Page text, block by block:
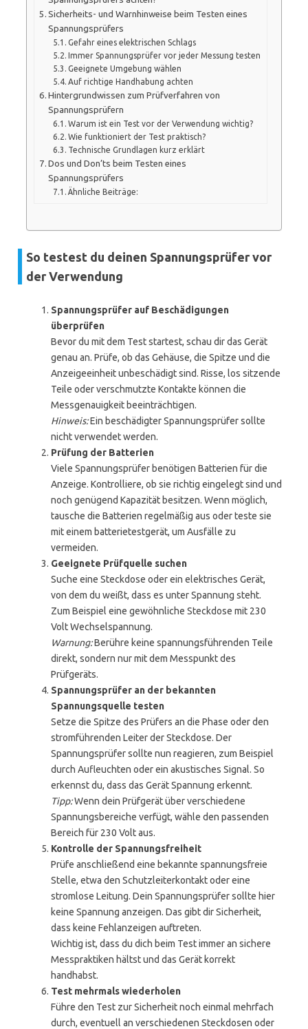
Sicherheits- und Warnhinweise beim Testen eines
Spannungsprüfers
Gefahr eines elektrischen Schlags
Immer Spannungsprüfer vor jeder Messung testen
Geeignete Umgebung wählen
Auf richtige Handhabung achten
Hintergrundwissen zum Prüfverfahren von
Spannungsprüfern
Warum ist ein Test vor der Verwendung wichtig?
Wie funktioniert der Test praktisch?
Technische Grundlagen kurz erklärt
Dos und Don’ts beim Testen eines
Spannungsprüfers
Ähnliche Beiträge:
So testest du deinen Spannungsprüfer vor
der Verwendung
Spannungsprüfer auf Beschädigungen
überprüfen
Bevor du mit dem Test startest, schau dir das Gerät
genau an. Prüfe, ob das Gehäuse, die Spitze und die
Anzeigeeinheit unbeschädigt sind. Risse, los sitzende
Teile oder verschmutzte Kontakte können die
Messgenauigkeit beeinträchtigen.
Hinweis:Ein beschädigter Spannungsprüfer sollte
nicht verwendet werden.
Prüfung der Batterien
Viele Spannungsprüfer benötigen Batterien für die
Anzeige. Kontrolliere, ob sie richtig eingelegt sind und
noch genügend Kapazität besitzen. Wenn möglich,
tausche die Batterien regelmäßig aus oder teste sie
mit einem batterietestgerät, um Ausfälle zu
vermeiden.
Geeignete Prüfquelle suchen
Suche eine Steckdose oder ein elektrisches Gerät,
von dem du weißt, dass es unter Spannung steht.
Zum Beispiel eine gewöhnliche Steckdose mit 230
Volt Wechselspannung.
Warnung:Berühre keine spannungsführenden Teile
direkt, sondern nur mit dem Messpunkt des
Prüfgeräts.
Spannungsprüfer an der bekannten
Spannungsquelle testen
Setze die Spitze des Prüfers an die Phase oder den
stromführenden Leiter der Steckdose. Der
Spannungsprüfer sollte nun reagieren, zum Beispiel
durch Aufleuchten oder ein akustisches Signal. So
erkennst du, dass das Gerät Spannung erkennt.
Tipp:Wenn dein Prüfgerät über verschiedene
Spannungsbereiche verfügt, wähle den passenden
Bereich für 230 Volt aus.
Kontrolle der Spannungsfreiheit
Prüfe anschließend eine bekannte spannungsfreie
Stelle, etwa den Schutzleiterkontakt oder eine
stromlose Leitung. Dein Spannungsprüfer sollte hier
keine Spannung anzeigen. Das gibt dir Sicherheit,
dass keine Fehlanzeigen auftreten.
Wichtig ist, dass du dich beim Test immer an sichere
Messpraktiken hältst und das Gerät korrekt
handhabst.
Test mehrmals wiederholen
Führe den Test zur Sicherheit noch einmal mehrfach
durch, eventuell an verschiedenen Steckdosen oder